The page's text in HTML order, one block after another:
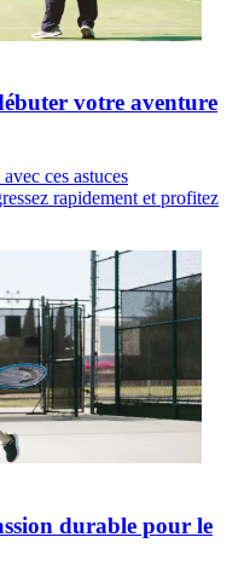
votre aventure
ces astuces
rapidement et profitez
durable pour le